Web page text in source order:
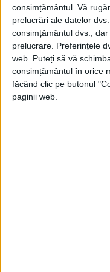
consimțământul. Vă
prelucrări ale datelor
consimțământul dvs.,
prelucrare. Preferințele
web. Puteți să vă
consimțământul în orice
făcând clic pe butonul
paginii web.